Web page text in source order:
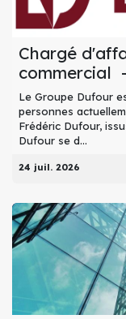
Chargé
commercial
Le Groupe Dufour
personnes
Frédéric Dufour,
Dufour se d...
24 juil. 2026